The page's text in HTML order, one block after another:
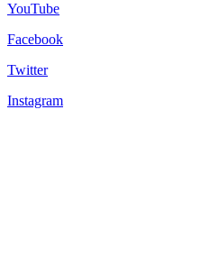
YouTube
Facebook
Twitter
Instagram